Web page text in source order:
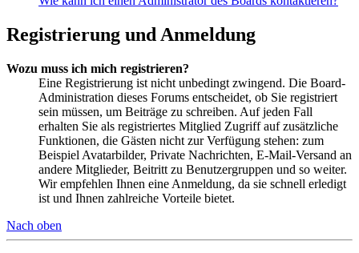
Registrierung und Anmeldung
Wozu muss ich mich registrieren?
Eine Registrierung ist nicht unbedingt zwingend. Die Board-
Administration dieses Forums entscheidet, ob Sie registriert
sein müssen, um Beiträge zu schreiben. Auf jeden Fall
erhalten Sie als registriertes Mitglied Zugriff auf zusätzliche
Funktionen, die Gästen nicht zur Verfügung stehen: zum
Beispiel Avatarbilder, Private Nachrichten, E-Mail-Versand an
andere Mitglieder, Beitritt zu Benutzergruppen und so weiter.
Wir empfehlen Ihnen eine Anmeldung, da sie schnell erledigt
ist und Ihnen zahlreiche Vorteile bietet.
Nach oben